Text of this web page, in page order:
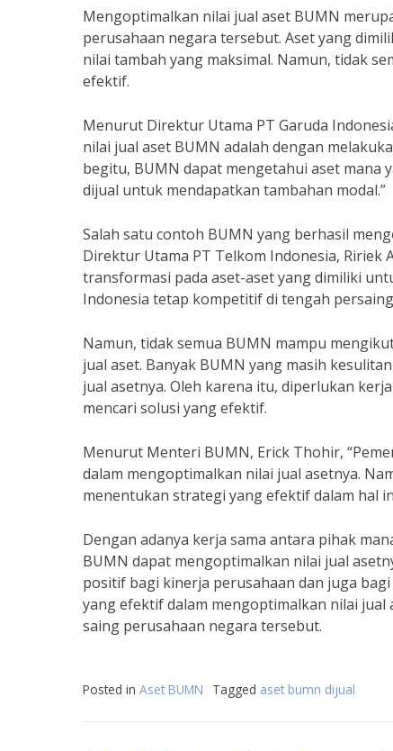
Mengoptimalkan nilai jual aset BUMN
perusahaan negara tersebut. Aset yang
nilai tambah yang maksimal. Namun, tidak
efektif.
Menurut Direktur Utama PT Garuda
nilai jual aset BUMN adalah dengan
begitu, BUMN dapat mengetahui aset mana
dijual untuk mendapatkan tambahan modal.”
Salah satu contoh BUMN yang berhasil
Direktur Utama PT Telkom Indonesia, Ririek
transformasi pada aset-aset yang dimiliki
Indonesia tetap kompetitif di tengah
Namun, tidak semua BUMN mampu
jual aset. Banyak BUMN yang masih
jual asetnya. Oleh karena itu, diperlukan
mencari solusi yang efektif.
Menurut Menteri BUMN, Erick Thohir,
dalam mengoptimalkan nilai jual asetnya.
menentukan strategi yang efektif dalam hal
Dengan adanya kerja sama antara pihak
BUMN dapat mengoptimalkan nilai jual
positif bagi kinerja perusahaan dan juga
yang efektif dalam mengoptimalkan nilai
saing perusahaan negara tersebut.
Posted in Aset BUMN Tagged aset bumn dijual